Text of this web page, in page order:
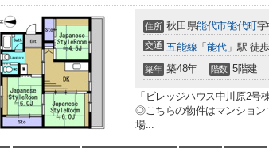
住所 秋田県能代市能代町字
交通 五能線 「 能代 」駅 徒
築年 築48年 階数 5階建
「ビレッジハウス中川原2
◎こちらの物件はマンション
場...